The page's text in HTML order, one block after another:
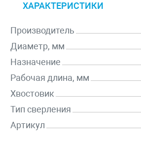
ХАРАКТЕРИСТИКИ
Производитель
Диаметр, мм
Назначение
Рабочая длина, мм
Хвостовик
Тип сверления
Артикул